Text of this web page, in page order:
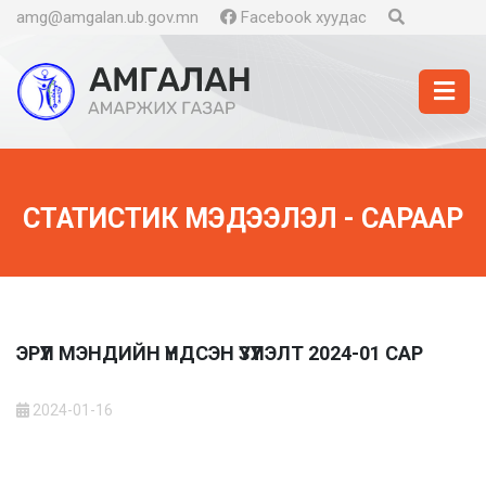
amg@amgalan.ub.gov.mn Facebook хуудас
СТАТИСТИК МЭДЭЭЛЭЛ - САРААР
ЭРҮҮЛ МЭНДИЙН ҮНДСЭН ҮЗҮҮЛЭЛТ 2024-01 САР
2024-01-16